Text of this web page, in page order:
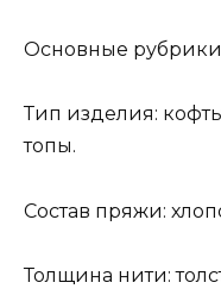
Основные
Тип изделия:
топы.
Состав пряжи:
Толщина нити: